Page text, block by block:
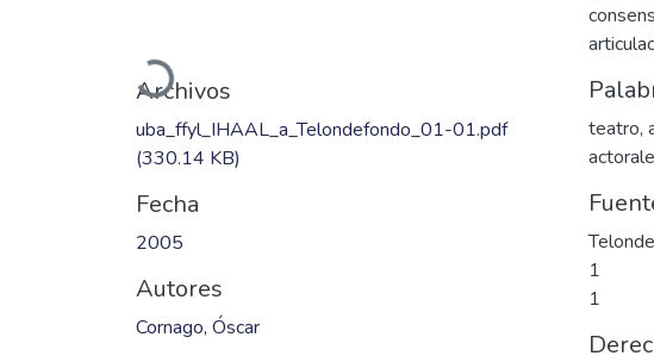
Cargando...
Archivos
uba_ffyl_IHAAL_a_Telondefondo_01-01.pdf
(330.14 KB)
Fecha
2005
Autores
Cornago, Óscar
teatro,
1
1